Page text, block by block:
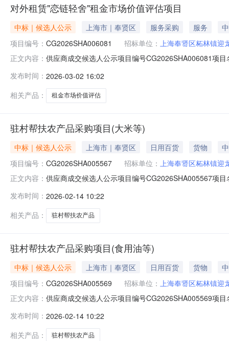
对外租赁"恋链轻舍"租金市场价值评估项目
中标｜候选人公示 上海市｜奉贤区 服务采购 服务
项目编号： CG2026SHA006081 招标单位： 上海奉贤区柘林镇迎
正文内容： 供应商成交候选人公示项目编号CG2026SHA006081项
67105695。反映情况须实事求是，提供具体线索或事实
发布时间： 2026-03-02 16:02
相关产品：
租金市场价值评估
驻村帮扶农产品采购项目(大米等)
中标｜候选人公示 上海市｜奉贤区 日用百货 货物
项目编号： CG2026SHA005567 招标单位： 上海奉贤区柘林镇迎
正文内容： 供应商成交候选人公示项目编号CG2026SHA005567项
67105695。反映情况须实事求是，提供具体线索或事实
发布时间： 2026-02-14 10:22
相关产品：
驻村帮扶农产品
驻村帮扶农产品采购项目(食用油等)
中标｜候选人公示 上海市｜奉贤区 日用百货 货物
项目编号： CG2026SHA005569 招标单位： 上海奉贤区柘林镇迎
正文内容： 供应商成交候选人公示项目编号CG2026SHA005569项
67105695。反映情况须实事求是，提供具体线索或事实
发布时间： 2026-02-14 10:22
相关产品：
驻村帮扶农产品